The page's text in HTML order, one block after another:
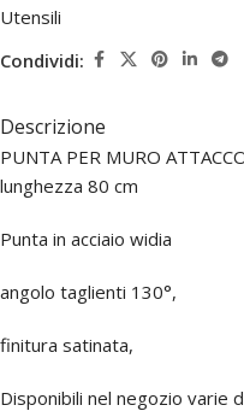
Utensili
Condividi:
Descrizione
PUNTA PER MURO
lunghezza 80 cm
Punta in acciaio widia
angolo taglienti 130°,
finitura satinata,
Disponibili nel negozio varie